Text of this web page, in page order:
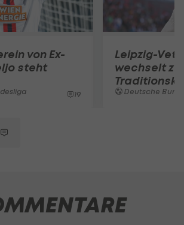
von Ex-
steht
19
Leipzig-
wechselt zu
Deutsche